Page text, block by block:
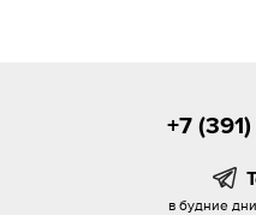
+7
в будние